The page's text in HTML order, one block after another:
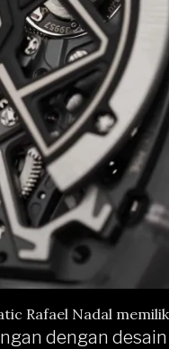
Rafael Nadal
dengan